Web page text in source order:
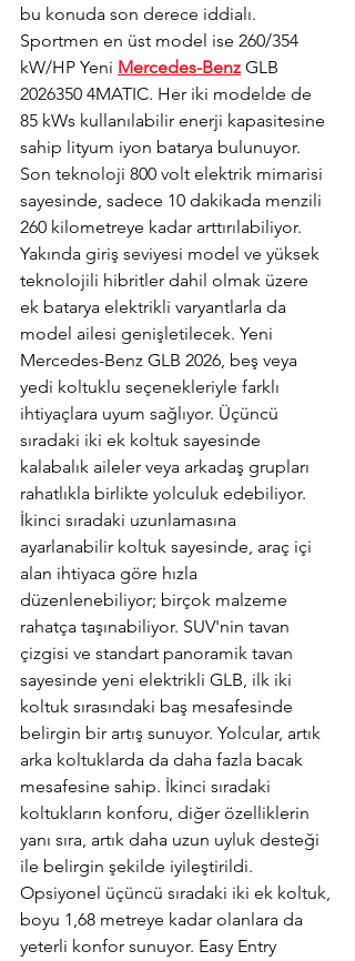
bu konuda son derece iddialı.
Sportmen en üst model ise 260/354
kW/HP Yeni Mercedes-Benz GLB
2026350 4MATIC. Her iki modelde de
85 kWs kullanılabilir enerji kapasitesine
sahip lityum iyon batarya bulunuyor.
Son teknoloji 800 volt elektrik mimarisi
sayesinde, sadece 10 dakikada menzili
260 kilometreye kadar arttırılabiliyor.
Yakında giriş seviyesi model ve yüksek
teknolojili hibritler dahil olmak üzere
ek batarya elektrikli varyantlarla da
model ailesi genişletilecek. Yeni
Mercedes-Benz GLB 2026, beş veya
yedi koltuklu seçenekleriyle farklı
ihtiyaçlara uyum sağlıyor. Üçüncü
sıradaki iki ek koltuk sayesinde
kalabalık aileler veya arkadaş grupları
rahatlıkla birlikte yolculuk edebiliyor.
İkinci sıradaki uzunlamasına
ayarlanabilir koltuk sayesinde, araç içi
alan ihtiyaca göre hızla
düzenlenebiliyor; birçok malzeme
rahatça taşınabiliyor. SUV'nin tavan
çizgisi ve standart panoramik tavan
sayesinde yeni elektrikli GLB, ilk iki
koltuk sırasındaki baş mesafesinde
belirgin bir artış sunuyor. Yolcular, artık
arka koltuklarda da daha fazla bacak
mesafesine sahip. İkinci sıradaki
koltukların konforu, diğer özelliklerin
yanı sıra, artık daha uzun uyluk desteği
ile belirgin şekilde iyileştirildi.
Opsiyonel üçüncü sıradaki iki ek koltuk,
boyu 1,68 metreye kadar olanlara da
yeterli konfor sunuyor. Easy Entry